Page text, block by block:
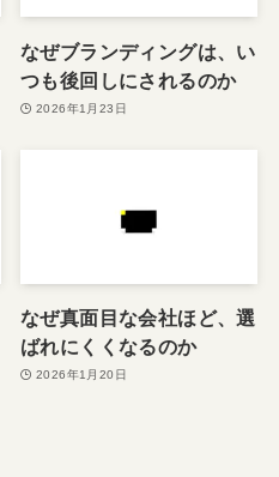
なぜブランディングは、い
つも後回しにされるのか
2026年1月23日
なぜ真面目な会社ほど、選
ばれにくくなるのか
2026年1月20日